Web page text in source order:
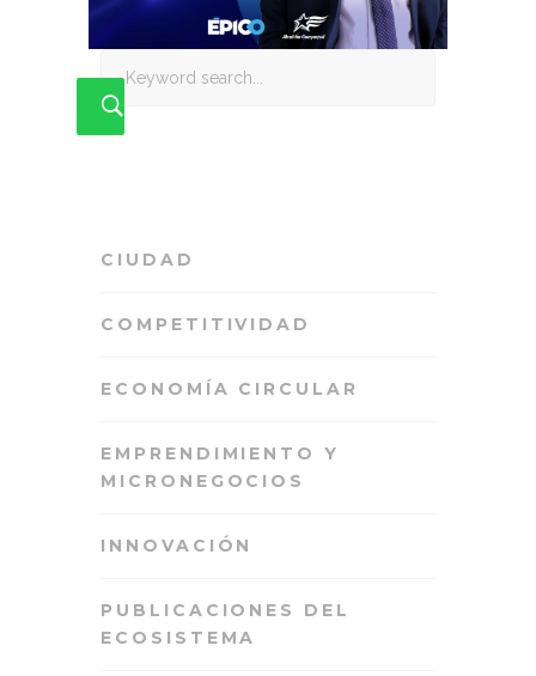
CIUDAD
COMPETITIVIDAD
ECONOMÍA CIRCULAR
EMPRENDIMIENTO Y
MICRONEGOCIOS
INNOVACIÓN
PUBLICACIONES DEL
ECOSISTEMA